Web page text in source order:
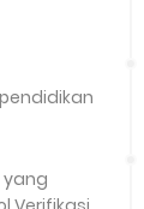
yang